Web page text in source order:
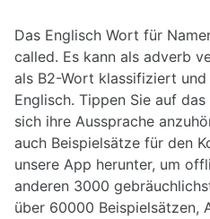
Das Englisch Wort für
called. Es kann als adverb
als B2-Wort klassifiziert
Englisch. Tippen Sie auf
sich ihre Aussprache
auch Beispielsätze für den
unsere App herunter, um
anderen 3000
über 60000 Beispielsätzen,